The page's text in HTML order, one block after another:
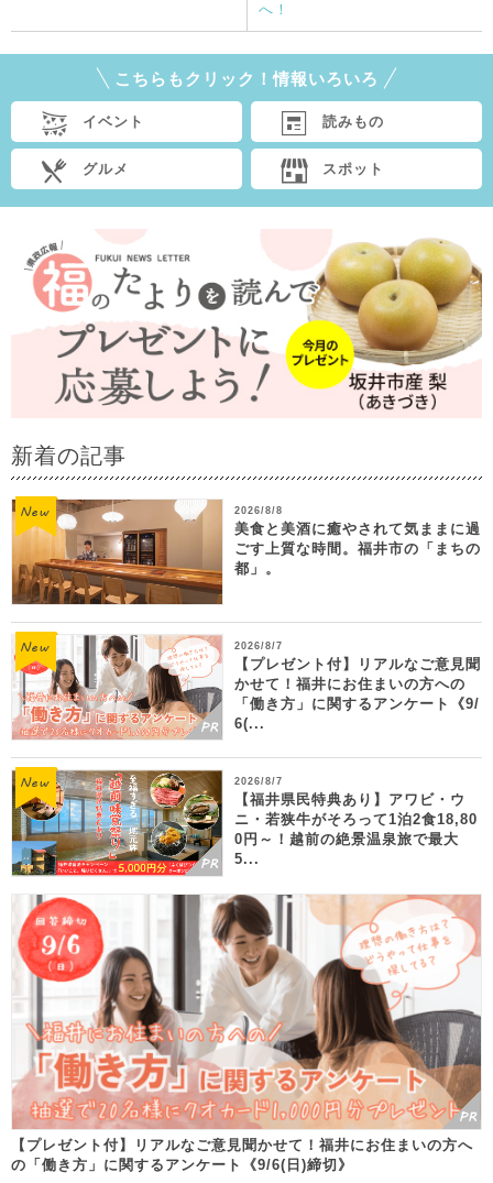
へ！
こちらもクリック！情報いろいろ
イベント 読みもの
グルメ スポット
新着の記事
2026/8/8
美食と美酒に癒やされて気ままに過
ごす上質な時間。福井市の「まちの
都」。
2026/8/7
【プレゼント付】リアルなご意見聞
かせて！福井にお住まいの方への
「働き方」に関するアンケート《9/
6(...
2026/8/7
【福井県民特典あり】アワビ・ウ
ニ・若狭牛がそろって1泊2食18,80
0円～！越前の絶景温泉旅で最大
5...
【プレゼント付】リアルなご意見聞かせて！福井にお住まいの方へ
の「働き方」に関するアンケート《9/6(日)締切》